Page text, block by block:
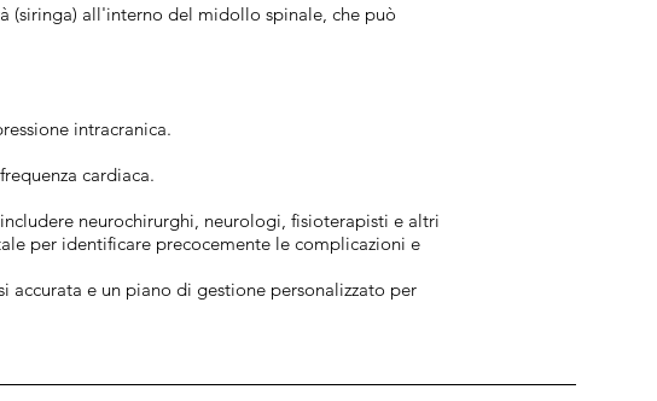
(siringa) all'interno del midollo spinale, che può
intracranica.
cardiaca.
neurochirurghi, neurologi, fisioterapisti e altri
per identificare precocemente le complicazioni e
e un piano di gestione personalizzato per